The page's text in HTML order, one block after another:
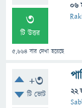
3
টি উত্তর
5,664 বার দেখা হয়েছে
06
+3
টি ভোট 22